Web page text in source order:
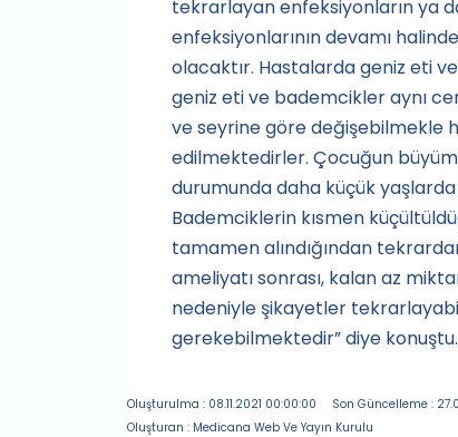
tekrarlayan enfeksiyonların ya
enfeksiyonlarının devamı
olacaktır. Hastalarda geniz eti
geniz eti ve bademcikler aynı
ve seyrine göre değişebilmekle
edilmektedirler. Çocuğun
durumunda daha küçük
Bademciklerin kısmen
tamamen alındığından
ameliyatı sonrası, kalan az
nedeniyle şikayetler
gerekebilmektedir” diye konuştu.
Oluşturulma : 08.11.2021 00:00:00
Son Güncelleme :
Oluşturan : Medicana Web Ve Yayın Kurulu